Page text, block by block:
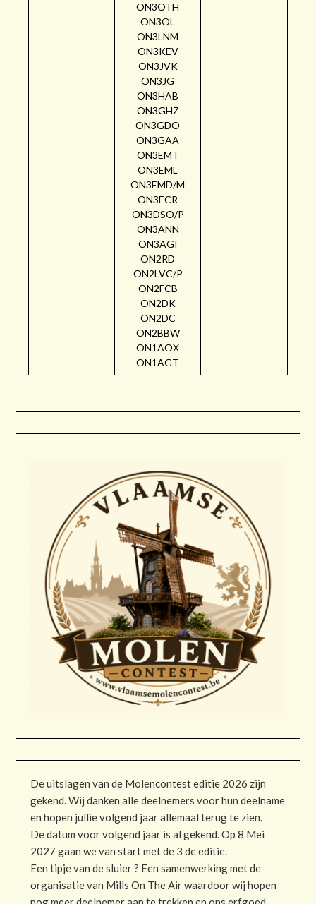
ON3OTH
ON3OL
ON3LNM
ON3KEV
ON3JVK
ON3JG
ON3HAB
ON3GHZ
ON3GDO
ON3GAA
ON3EMT
ON3EML
ON3EMD/M
ON3ECR
ON3DSO/P
ON3ANN
ON3AGI
ON2RD
ON2LVC/P
ON2FCB
ON2DK
ON2DC
ON2BBW
ON1AOX
ON1AGT
De uitslagen van de Molencontest editie 2026 zijn
gekend. Wij danken alle deelnemers voor hun deelname
en hopen jullie volgend jaar allemaal terug te zien.
De datum voor volgend jaar is al gekend. Op 8 Mei
2027 gaan we van start met de 3 de editie.
Een tipje van de sluier ? Een samenwerking met de
organisatie van Mills On The Air waardoor wij hopen